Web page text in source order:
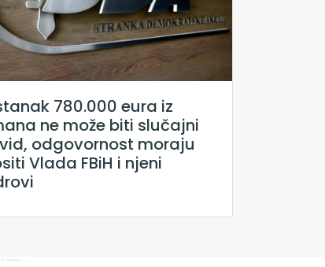
780.000 eura iz
ne može biti slučajni
odgovornost moraju
Vlada FBiH i njeni